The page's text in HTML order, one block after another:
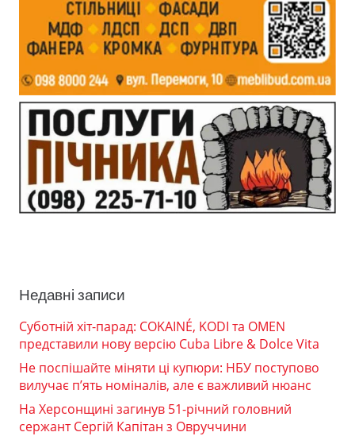
Недавні записи
Суботній хіт-парад: COKAINÉ, KODI та OMEN
представили нову версію Cuba Libre & Dolce Vita
Не поспішайте міняти ці купюри: НБУ поступово
вилучає п’ять номіналів, але є важливий нюанс
На Херсонщині загинув 51-річний головний
сержант Сергій Капітан з Овруччини